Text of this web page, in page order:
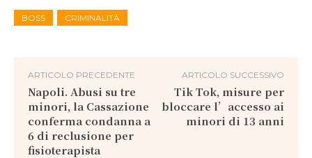
BOSS CRIMINALITÀ
ARTICOLO PRECEDENTE
Napoli. Abusi su tre
minori, la Cassazione
conferma condanna a
6 di reclusione per
fisioterapista
ARTICOLO SUCCESSIVO
Tik Tok, misure per
bloccare l’accesso ai
minori di 13 anni